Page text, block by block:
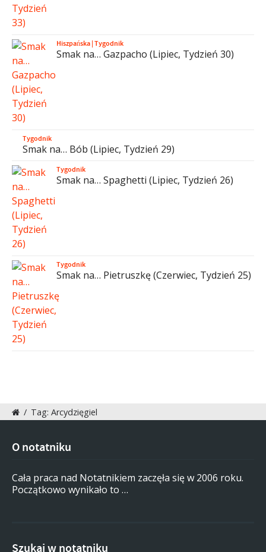
Hiszpańska|Tygodnik
Smak na… Gazpacho (Lipiec, Tydzień 30)
Tygodnik
Smak na… Bób (Lipiec, Tydzień 29)
Tygodnik
Smak na… Spaghetti (Lipiec, Tydzień 26)
Tygodnik
Smak na… Pietruszkę (Czerwiec, Tydzień 25)
/ Tag: Arcydzięgiel
O notatniku
Cała praca nad Notatnikiem zaczęła się w 2006 roku.
Początkowo wynikało to …
Szukaj w notatniku